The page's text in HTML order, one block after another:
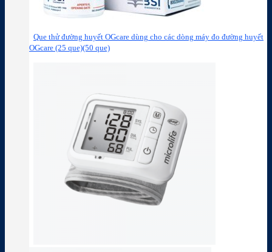
Que thử đường huyết OGcare dùng cho các dòng máy đo đường huyết
OGcare (25 que)(50 que)